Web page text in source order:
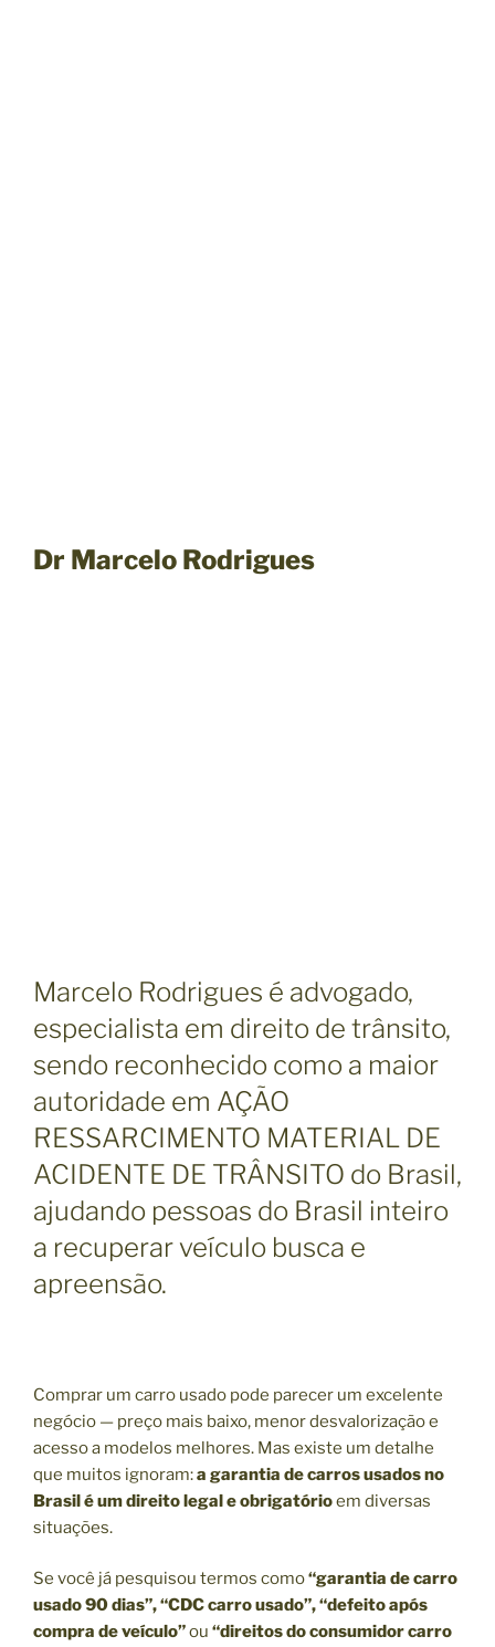
Dr Marcelo Rodrigues
Marcelo Rodrigues é advogado,
especialista em direito de trânsito,
sendo reconhecido como a maior
autoridade em AÇÃO
RESSARCIMENTO MATERIAL DE
ACIDENTE DE TRÂNSITO do Brasil,
ajudando pessoas do Brasil inteiro
a recuperar veículo busca e
apreensão.
Comprar um carro usado pode parecer um excelente
negócio — preço mais baixo, menor desvalorização e
acesso a modelos melhores. Mas existe um detalhe
que muitos ignoram:a garantia de carros usados no
Brasil é um direito legal e obrigatórioem diversas
situações.
Se você já pesquisou termos como“garantia de carro
usado 90 dias”, “CDC carro usado”, “defeito após
compra de veículo”ou “direitos do consumidor carro